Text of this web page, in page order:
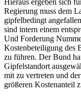
Hieraus ergeben sich
Regierung muss dem
gipfelbedingt
sind intern einem
Und Forderung
Kostenbeteiligung des
zu führen. Der Bund
Gipfelstandort
mit zu vertreten und
größeren Kostenanteil